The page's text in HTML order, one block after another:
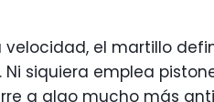
el martillo
siquiera emplea
a algo mucho más